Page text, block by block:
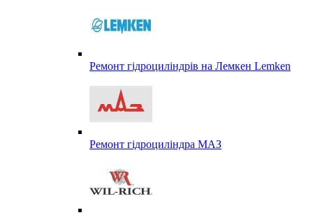
Ремонт гідроциліндрів на Лемкен Lemken
Ремонт гідроциліндра МАЗ